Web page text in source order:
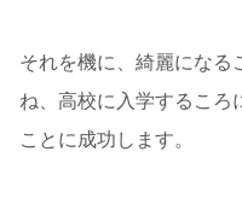
それを機に、綺麗になる
ね、高校に入学するころ
ことに成功します。